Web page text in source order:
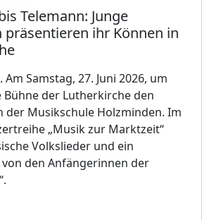
Telemann: Junge
präsentieren ihr Können in
Samstag, 27. Juni 2026, um
der Lutherkirche den
der Musikschule Holzminden. Im
„Musik zur Marktzeit“
Volkslieder und ein
den Anfängerinnen der